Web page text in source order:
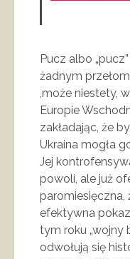
Pucz albo
żadnym
,może niestety,
Europie
zakładając, że
Ukraina mogła
Jej
powoli, ale już
paromiesięczna,
efektywna
tym roku „wojny
odwołują się